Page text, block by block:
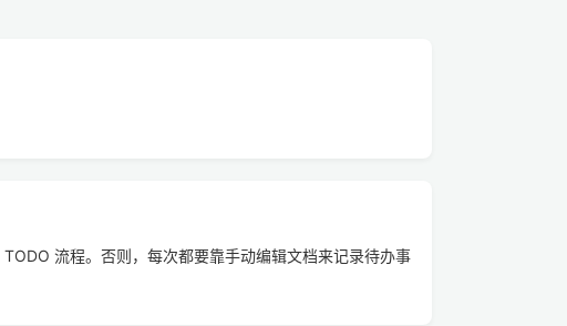
流程。否则，每次都要靠手动编辑文档来记录待办事